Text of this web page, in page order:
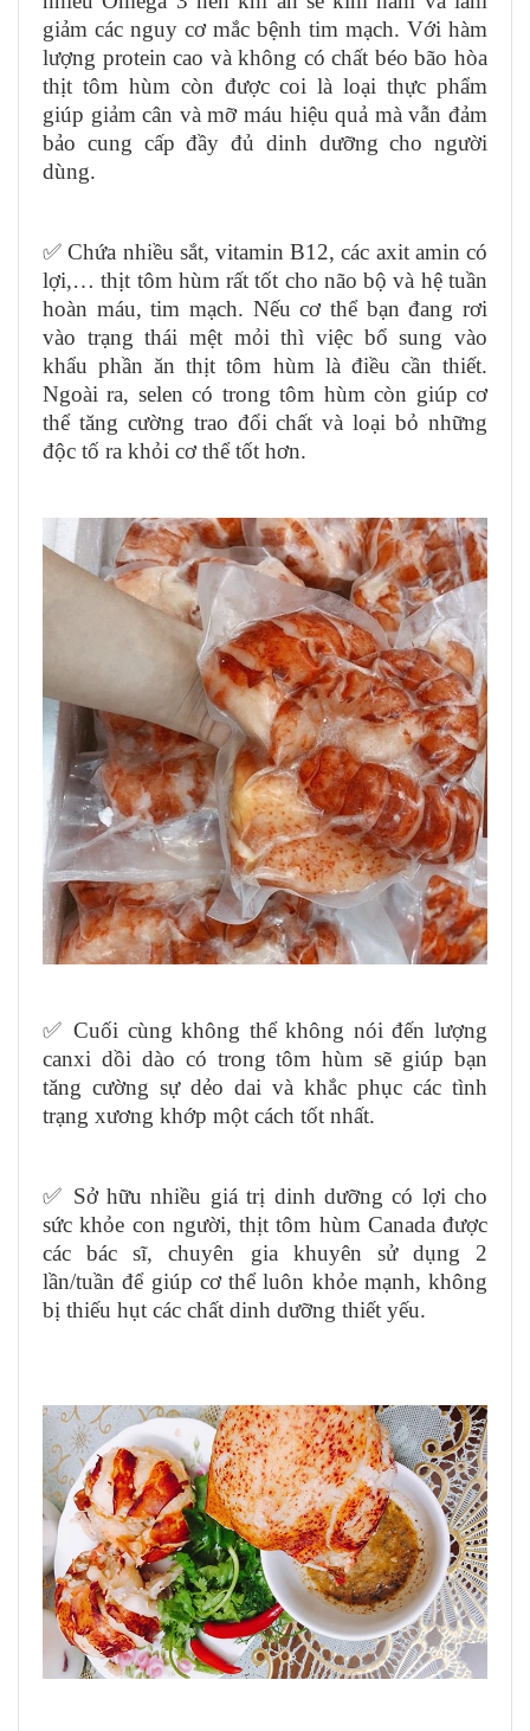
giảm các nguy cơ mắc bệnh tim mạch. Với hàm
lượng protein cao và không có chất béo bão hòa
thịt tôm hùm còn được coi là loại thực phẩm
giúp giảm cân và mỡ máu hiệu quả mà vẫn đảm
bảo cung cấp đầy đủ dinh dưỡng cho người
dùng.
✅ Chứa nhiều sắt, vitamin B12, các axit amin có
lợi,… thịt tôm hùm rất tốt cho não bộ và hệ tuần
hoàn máu, tim mạch. Nếu cơ thể bạn đang rơi
vào trạng thái mệt mỏi thì việc bổ sung vào
khẩu phần ăn thịt tôm hùm là điều cần thiết.
Ngoài ra, selen có trong tôm hùm còn giúp cơ
thể tăng cường trao đổi chất và loại bỏ những
độc tố ra khỏi cơ thể tốt hơn.
✅ Cuối cùng không thể không nói đến lượng
canxi dồi dào có trong tôm hùm sẽ giúp bạn
tăng cường sự dẻo dai và khắc phục các tình
trạng xương khớp một cách tốt nhất.
✅ Sở hữu nhiều giá trị dinh dưỡng có lợi cho
sức khỏe con người, thịt tôm hùm Canada được
các bác sĩ, chuyên gia khuyên sử dụng 2
lần/tuần để giúp cơ thể luôn khỏe mạnh, không
bị thiếu hụt các chất dinh dưỡng thiết yếu.